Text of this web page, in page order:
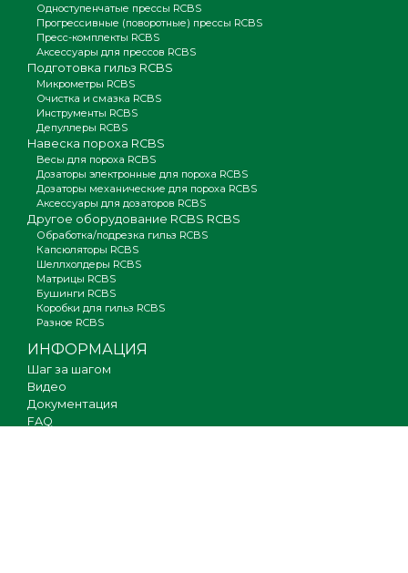
Одноступенчатые прессы RCBS
Прогрессивные (поворотные) прессы RCBS
Пресс-комплекты RCBS
Аксессуары для прессов RCBS
Подготовка гильз RCBS
Микрометры RCBS
Очистка и смазка RCBS
Инструменты RCBS
Депуллеры RCBS
Навеска пороха RCBS
Весы для пороха RCBS
Дозаторы электронные для пороха RCBS
Дозаторы механические для пороха RCBS
Аксессуары для дозаторов RCBS
Другое оборудование RCBS RCBS
Обработка/подрезка гильз RCBS
Капсюляторы RCBS
Шеллхолдеры RCBS
Матрицы RCBS
Бушинги RCBS
Коробки для гильз RCBS
Разное RCBS
ИНФОРМАЦИЯ
Шаг за шагом
Видео
Документация
FAQ